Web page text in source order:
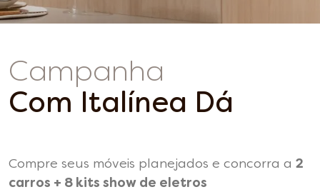
Campanha
Com Italínea Dá
Compre seus móveis planejados e concorra a 2
carros + 8 kits show de eletros